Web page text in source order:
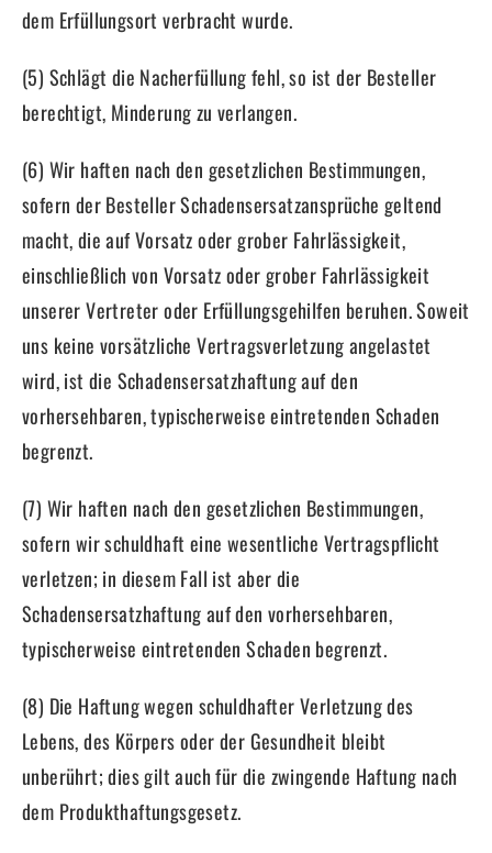
dem Erfüllungsort verbracht wurde.
(5) Schlägt die Nacherfüllung fehl, so ist der Besteller
berechtigt, Minderung zu verlangen.
(6) Wir haften nach den gesetzlichen Bestimmungen,
sofern der Besteller Schadensersatzansprüche geltend
macht, die auf Vorsatz oder grober Fahrlässigkeit,
einschließlich von Vorsatz oder grober Fahrlässigkeit
unserer Vertreter oder Erfüllungsgehilfen beruhen. Soweit
uns keine vorsätzliche Vertragsverletzung angelastet
wird, ist die Schadensersatzhaftung auf den
vorhersehbaren, typischerweise eintretenden Schaden
begrenzt.
(7) Wir haften nach den gesetzlichen Bestimmungen,
sofern wir schuldhaft eine wesentliche Vertragspflicht
verletzen; in diesem Fall ist aber die
Schadensersatzhaftung auf den vorhersehbaren,
typischerweise eintretenden Schaden begrenzt.
(8) Die Haftung wegen schuldhafter Verletzung des
Lebens, des Körpers oder der Gesundheit bleibt
unberührt; dies gilt auch für die zwingende Haftung nach
dem Produkthaftungsgesetz.